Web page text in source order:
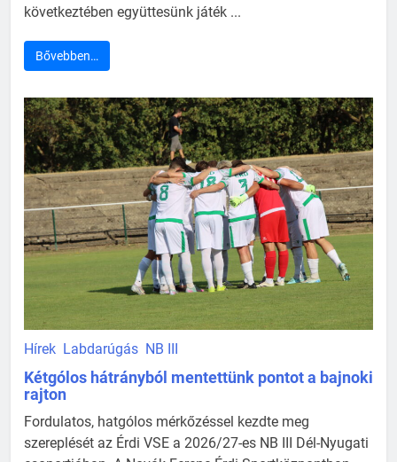
következtében együttesünk játék ...
Bővebben…
Hírek Labdarúgás NB III
Kétgólos hátrányból mentettünk pontot a bajnoki
rajton
Fordulatos, hatgólos mérkőzéssel kezdte meg
szereplését az Érdi VSE a 2026/27-es NB III Dél-Nyugati